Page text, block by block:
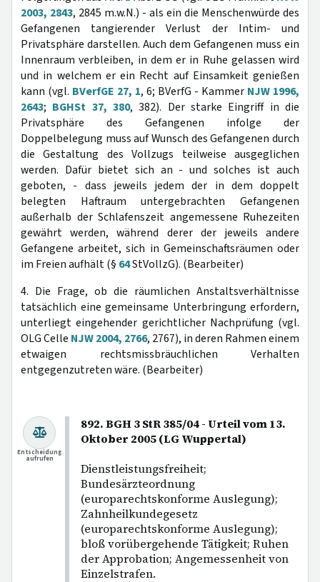
2003, 2843, 2845 m.w.N.) - als ein die Menschenwürde des
Gefangenen tangierender Verlust der Intim- und
Privatsphäre darstellen. Auch dem Gefangenen muss ein
Innenraum verbleiben, in dem er in Ruhe gelassen wird
und in welchem er ein Recht auf Einsamkeit genießen
kann (vgl. BVerfGE 27, 1, 6; BVerfG - Kammer NJW 1996,
2643; BGHSt 37, 380, 382). Der starke Eingriff in die
Privatsphäre des Gefangenen infolge der
Doppelbelegung muss auf Wunsch des Gefangenen durch
die Gestaltung des Vollzugs teilweise ausgeglichen
werden. Dafür bietet sich an - und solches ist auch
geboten, - dass jeweils jedem der in dem doppelt
belegten Haftraum untergebrachten Gefangenen
außerhalb der Schlafenszeit angemessene Ruhezeiten
gewährt werden, während derer der jeweils andere
Gefangene arbeitet, sich in Gemeinschaftsräumen oder
im Freien aufhält (§ 64StVollzG). (Bearbeiter)
4. Die Frage, ob die räumlichen Anstaltsverhältnisse
tatsächlich eine gemeinsame Unterbringung erfordern,
unterliegt eingehender gerichtlicher Nachprüfung (vgl.
OLG Celle NJW 2004, 2766, 2767), in deren Rahmen einem
etwaigen rechtsmissbräuchlichen Verhalten
entgegenzutreten wäre. (Bearbeiter)
892. BGH 3 StR 385/04 - Urteil vom 13.
Oktober 2005 (LG Wuppertal)
Dienstleistungsfreiheit;
Bundesärzteordnung
(europarechtskonforme Auslegung);
Zahnheilkundegesetz
(europarechtskonforme Auslegung);
bloß vorübergehende Tätigkeit; Ruhen
der Approbation; Angemessenheit von
Einzelstrafen.
Entscheidung
aufrufen